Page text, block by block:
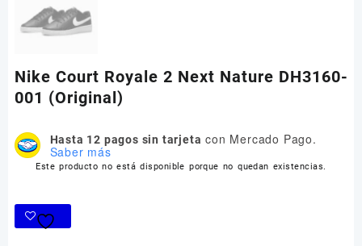
Nike Court Royale 2 Next Nature DH3160-
001 (Original)
Hasta 12 pagos sin tarjeta con Mercado Pago.
Saber más
Este producto no está disponible porque no quedan existencias.